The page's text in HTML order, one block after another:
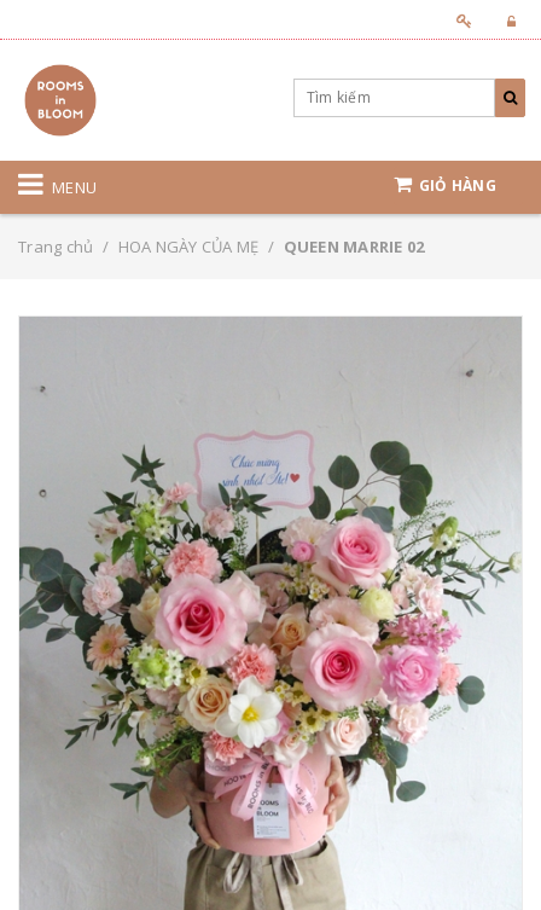
MENU GIỎ HÀNG
Trang chủ / HOA NGÀY CỦA MẸ / QUEEN MARRIE 02